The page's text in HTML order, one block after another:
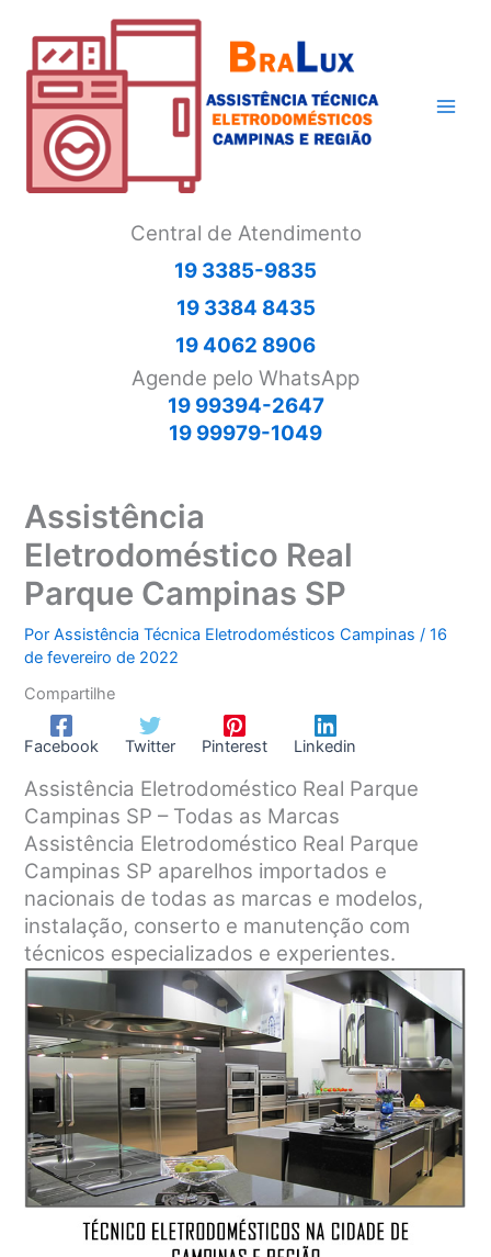
conteúdo
Central de Atendimento
19 3385-9835
19 3384 8435
19 4062 8906
Agende pelo WhatsApp
19 99394-2647
19 99979-1049
Assistência
Eletrodoméstico Real
Parque Campinas SP
PorAssistência Técnica Eletrodomésticos Campinas/16
de fevereiro de 2022
Compartilhe
Facebook Twitter Pinterest Linkedin
Assistência Eletrodoméstico Real Parque
Campinas SP – Todas as Marcas
Assistência Eletrodoméstico Real Parque
Campinas SP aparelhos importados e
nacionais de todas as marcas e modelos,
instalação, conserto e manutenção com
técnicos especializados e experientes.